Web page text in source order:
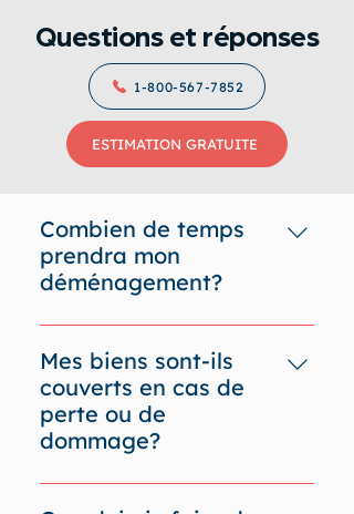
Questions et réponses
1-800-567-7852
ESTIMATION GRATUITE
Combien de temps
prendra mon
déménagement?
Cela dépend de plusieurs
facteurs. La durée d’un
déménagement est influencée
par la température, le moment
de l’année, le poids de la
et de destination.
Mes biens sont-ils
couverts en cas de
perte ou de
dommage?
Bien sûr! La couverture est